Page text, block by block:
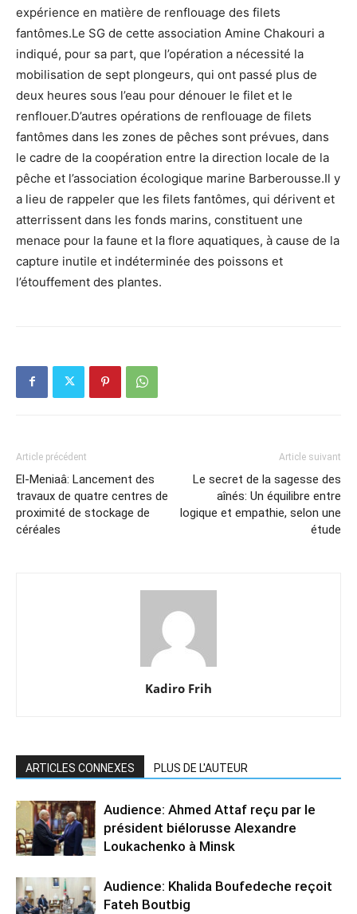
expérience en matière de renflouage des filets
fantômes.Le SG de cette association Amine Chakouri a
indiqué, pour sa part, que l’opération a nécessité la
mobilisation de sept plongeurs, qui ont passé plus de
deux heures sous l’eau pour dénouer le filet et le
renflouer.D’autres opérations de renflouage de filets
fantômes dans les zones de pêches sont prévues, dans
le cadre de la coopération entre la direction locale de la
pêche et l’association écologique marine Barberousse.Il y
a lieu de rappeler que les filets fantômes, qui dérivent et
atterrissent dans les fonds marins, constituent une
menace pour la faune et la flore aquatiques, à cause de la
capture inutile et indéterminée des poissons et
l’étouffement des plantes.
Article précédent
El-Meniaâ: Lancement des
travaux de quatre centres de
proximité de stockage de
céréales
Article suivant
Le secret de la sagesse des
aînés: Un équilibre entre
logique et empathie, selon une
étude
Kadiro Frih
ARTICLES CONNEXES PLUS DE L'AUTEUR
Audience: Ahmed Attaf reçu par le
président biélorusse Alexandre
Loukachenko à Minsk
Audience: Khalida Boufedeche reçoit
Fateh Boutbig